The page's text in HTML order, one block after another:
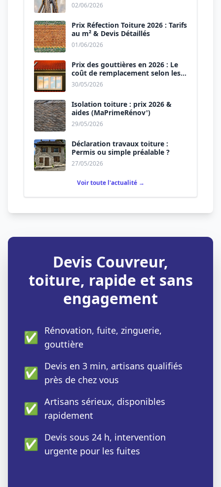
02/06/2026
Prix Réfection Toiture 2026 : Tarifs
au m² & Devis Détaillés
01/06/2026
Prix des gouttières en 2026 : Le
coût de remplacement selon les
matériaux
30/05/2026
Isolation toiture : prix 2026 &
aides (MaPrimeRénov')
29/05/2026
Déclaration travaux toiture :
Permis ou simple préalable ?
27/05/2026
Voir toute l'actualité →
Devis Couvreur,
toiture, rapide et sans
engagement
✅ Rénovation, fuite, zinguerie,
gouttière
✅ Devis en 3 min, artisans qualifiés
près de chez vous
✅ Artisans sérieux, disponibles
rapidement
✅ Devis sous 24 h, intervention
urgente pour les fuites